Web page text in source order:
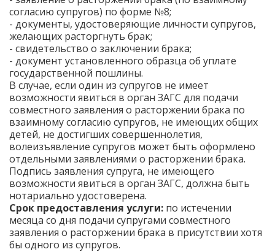
согласию супругов) по форме №8;
- документы, удостоверяющие личности супругов,
желающих расторгнуть брак;
- свидетельство о заключении брака;
- документ установленного образца об уплате
государственной пошлины.
В случае, если один из супругов не имеет
возможности явиться в орган ЗАГС для подачи
совместного заявления о расторжении брака по
взаимному согласию супругов, не имеющих общих
детей, не достигших совершеннолетия,
волеизъявление супругов может быть оформлено
отдельными заявлениями о расторжении брака.
Подпись заявления супруга, не имеющего
возможности явиться в орган ЗАГС, должна быть
нотариально удостоверена.
Срок предоставления услуги: по истечении
месяца со дня подачи супругами совместного
заявления о расторжении брака в присутствии хотя
бы одного из супругов.